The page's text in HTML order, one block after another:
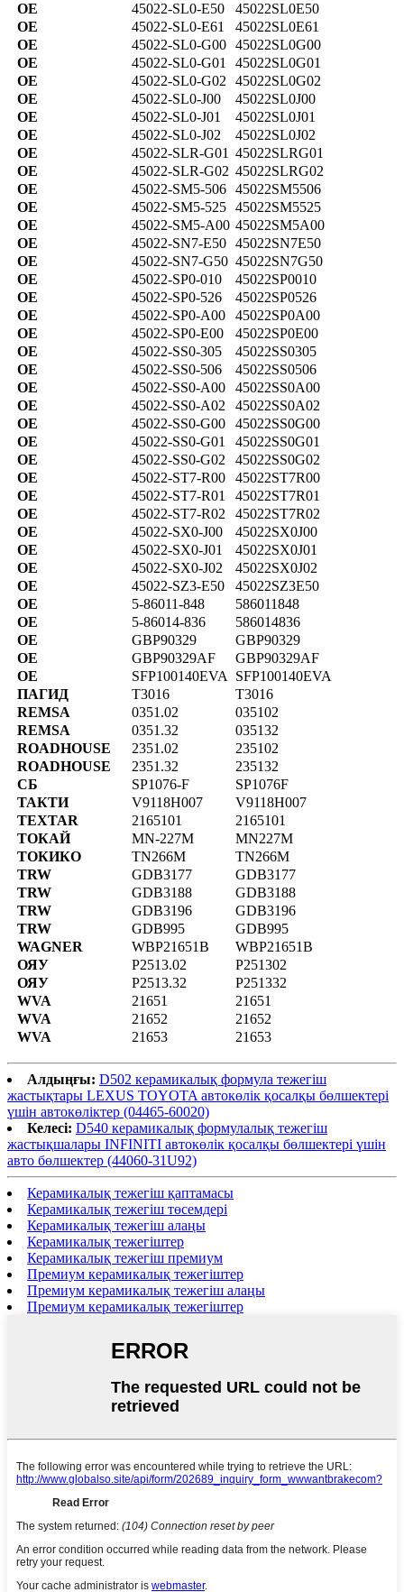
OE
45022-SL0-E50
45022SL0E50
OE
45022-SL0-E61
45022SL0E61
OE
45022-SL0-G00 45022SL0G00
OE
45022-SL0-G01
45022SL0G01
OE
45022-SL0-G02
45022SL0G02
OE
45022-SL0-J00
45022SL0J00
OE
45022-SL0-J01
45022SL0J01
OE
45022-SL0-J02
45022SL0J02
OE
45022-SLR-G01 45022SLRG01
OE
45022-SLR-G02 45022SLRG02
OE
45022-SM5-506 45022SM5506
OE
45022-SM5-525 45022SM5525
OE
45022-SM5-A00 45022SM5A00
OE
45022-SN7-E50 45022SN7E50
OE
45022-SN7-G50 45022SN7G50
OE
45022-SP0-010
45022SP0010
OE
45022-SP0-526
45022SP0526
OE
45022-SP0-A00
45022SP0A00
OE
45022-SP0-E00
45022SP0E00
OE
45022-SS0-305
45022SS0305
OE
45022-SS0-506
45022SS0506
OE
45022-SS0-A00
45022SS0A00
OE
45022-SS0-A02
45022SS0A02
OE
45022-SS0-G00
45022SS0G00
OE
45022-SS0-G01
45022SS0G01
OE
45022-SS0-G02
45022SS0G02
OE
45022-ST7-R00
45022ST7R00
OE
45022-ST7-R01
45022ST7R01
OE
45022-ST7-R02
45022ST7R02
OE
45022-SX0-J00
45022SX0J00
OE
45022-SX0-J01
45022SX0J01
OE
45022-SX0-J02
45022SX0J02
OE
45022-SZ3-E50
45022SZ3E50
OE
5-86011-848
586011848
OE
5-86014-836
586014836
OE
GBP90329
GBP90329
OE
GBP90329AF
GBP90329AF
OE
SFP100140EVA
SFP100140EVA
ПАГИД
T3016
T3016
REMSA
0351.02
035102
REMSA
0351.32
035132
ROADHOUSE
2351.02
235102
ROADHOUSE
2351.32
235132
СБ
SP1076-F
SP1076F
ТАКТИ
V9118H007
V9118H007
TEXTAR
2165101
2165101
ТОКАЙ
MN-227M
MN227M
ТОКИКО
TN266M
TN266M
TRW
GDB3177
GDB3177
TRW
GDB3188
GDB3188
TRW
GDB3196
GDB3196
TRW
GDB995
GDB995
WAGNER
WBP21651B
WBP21651B
ОЯУ
P2513.02
P251302
ОЯУ
P2513.32
P251332
WVA
21651
21651
WVA
21652
21652
WVA
21653 21653
Алдыңғы: D502 керамикалық формула тежегіш
жастықтары LEXUS TOYOTA автокөлік қосалқы бөлшектері
үшін автокөліктер (04465-60020)
Келесі: D540 керамикалық формулалық тежегіш
жастықшалары INFINITI автокөлік қосалқы бөлшектері үшін
авто бөлшектер (44060-31U92)
Керамикалық тежегіш қаптамасы
Керамикалық тежегіш төсемдері
Керамикалық тежегіш алаңы
Керамикалық тежегіштер
Керамикалық тежегіш премиум
Премиум керамикалық тежегіштер
Премиум керамикалық тежегіш алаңы
Премиум керамикалық тежегіштер